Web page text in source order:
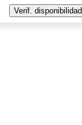
Verif. disponibilidad